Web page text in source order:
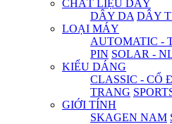
CHẤT LIỆU DÂY
DÂY DA DÂY
LOẠI MÁY
AUTOMATIC -
PIN SOLAR -
KIỂU DÁNG
CLASSIC - CỔ
TRANG
GIỚI TÍNH
SKAGEN NAM